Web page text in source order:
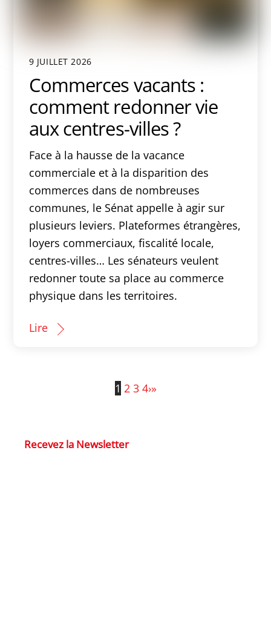
9 JUILLET 2026
Commerces vacants :
comment redonner vie
aux centres-villes ?
Face à la hausse de la vacance
commerciale et à la disparition des
commerces dans de nombreuses
communes, le Sénat appelle à agir sur
plusieurs leviers. Plateformes étrangères,
loyers commerciaux, fiscalité locale,
centres-villes… Les sénateurs veulent
redonner toute sa place au commerce
physique dans les territoires.
Lire
1 2 3 4›»
Recevez la Newsletter